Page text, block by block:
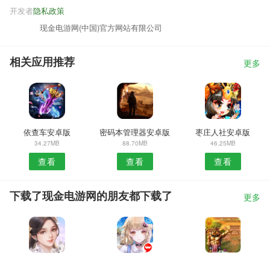
隐私政策
开发者
现金电游网(中国)官方网站有限公司
相关应用推荐 更多
依查车安卓版
34.27MB
查看
密码本管理器安卓版
88.70MB
查看
枣庄人社安卓版
46.25MB
查看
下载了现金电游网的朋友都下载了 更多